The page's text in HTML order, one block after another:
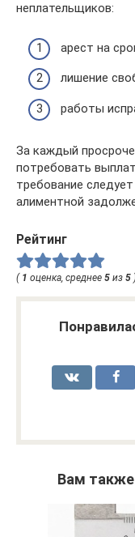
неплательщиков:
арест на
лишение
работы
За каждый
потребовать
требование
алиментной
Рейтинг
( 1 оценка, среднее 5 из 5
Вам